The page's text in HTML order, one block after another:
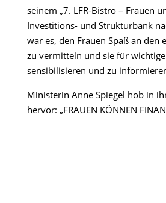
seinem „7. LFR-Bistro – Frauen
Investitions- und Strukturbank
war es, den Frauen Spaß an den
zu vermitteln und sie für
sensibilisieren und zu
Ministerin Anne Spiegel hob in
hervor: „FRAUEN KÖNNEN